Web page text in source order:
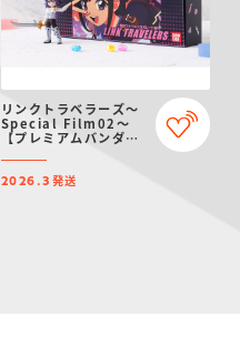
リンクトラベラーズ～
Special Film02～
【プレミアムバンダイ
2026.3 発送